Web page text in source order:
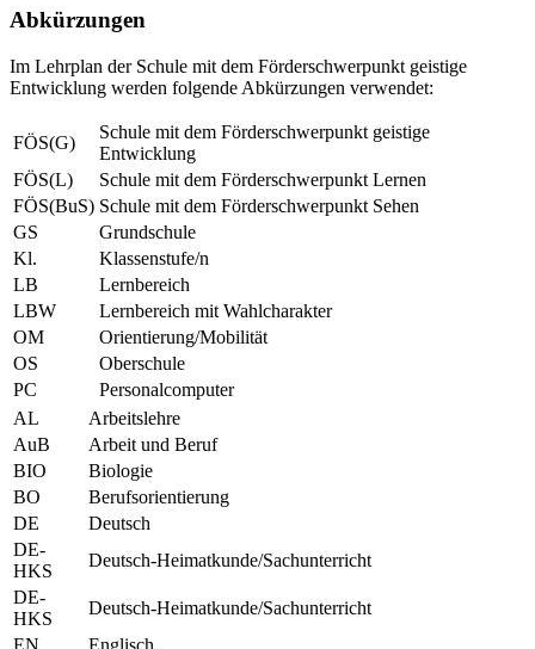
Abkürzungen
Im Lehrplan der Schule mit dem Förderschwerpunkt geistige
Entwicklung werden folgende Abkürzungen verwendet:
FÖS(G)
Schule mit dem Förderschwerpunkt geistige
Entwicklung
FÖS(L)
Schule mit dem Förderschwerpunkt Lernen
FÖS(BuS) Schule mit dem Förderschwerpunkt Sehen
GS
Grundschule
Kl.
Klassenstufe/n
LB
Lernbereich
LBW
Lernbereich mit Wahlcharakter
OM
Orientierung/Mobilität
OS
Oberschule
PC
Personalcomputer
AL
Arbeitslehre
AuB
Arbeit und Beruf
BIO
Biologie
BO
Berufsorientierung
DE
Deutsch
DE-
HKS
Deutsch-Heimatkunde/Sachunterricht
DE-
HKS
Deutsch-Heimatkunde/Sachunterricht
EN
Englisch